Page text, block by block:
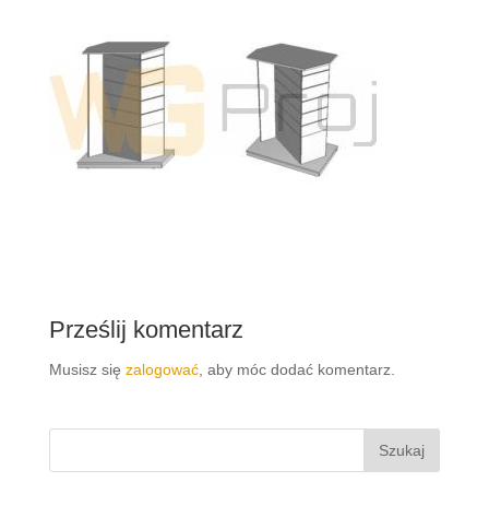
Prześlij komentarz
Musisz się zalogować, aby móc dodać komentarz.
Szukaj: